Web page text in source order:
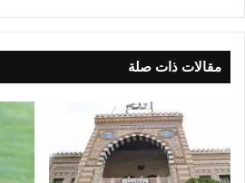
مقالات ذات صلة